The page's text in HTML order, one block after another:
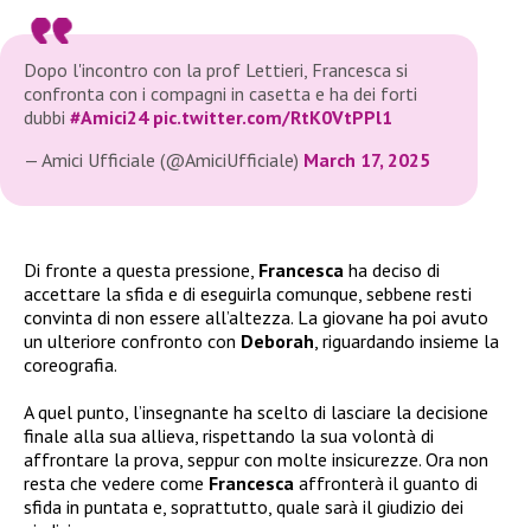
Dopo l'incontro con la prof Lettieri, Francesca si
confronta con i compagni in casetta e ha dei forti
dubbi #Amici24 pic.twitter.com/RtK0VtPPl1
— Amici Ufficiale (@AmiciUfficiale) March 17, 2025
Di fronte a questa pressione, Francesca ha deciso di
accettare la sfida e di eseguirla comunque, sebbene resti
convinta di non essere all’altezza. La giovane ha poi avuto
un ulteriore confronto con Deborah, riguardando insieme la
coreografia.
A quel punto, l’insegnante ha scelto di lasciare la decisione
finale alla sua allieva, rispettando la sua volontà di
affrontare la prova, seppur con molte insicurezze. Ora non
resta che vedere come Francesca affronterà il guanto di
sfida in puntata e, soprattutto, quale sarà il giudizio dei